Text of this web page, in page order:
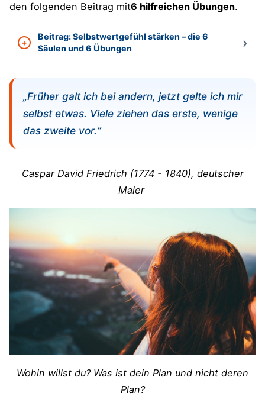
den folgenden Beitrag mit6 hilfreichen Übungen.
Beitrag: Selbstwertgefühl stärken – die 6
Säulen und 6 Übungen
„Früher galt ich bei andern, jetzt gelte ich mir
selbst etwas. Viele ziehen das erste, wenige
das zweite vor.“
Caspar David Friedrich (1774 - 1840), deutscher
Maler
Wohin willst du? Was ist dein Plan und nicht deren
Plan?